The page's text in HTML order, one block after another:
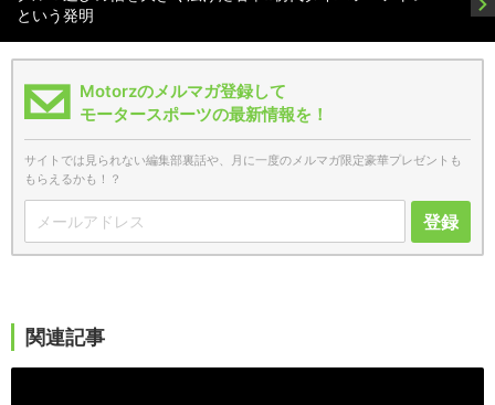
という発明
Motorzのメルマガ登録して
モータースポーツの最新情報を！
サイトでは見られない編集部裏話や、月に一度のメルマガ限定豪華プレゼントも
もらえるかも！？
登録
関連記事